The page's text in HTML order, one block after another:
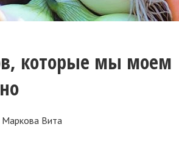
которые мы моем
Маркова Вита